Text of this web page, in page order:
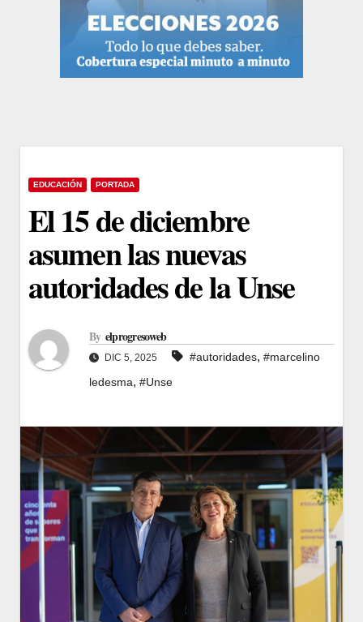
EDUCACIÓN PORTADA
El 15 de diciembre
asumen las nuevas
autoridades de la Unse
By elprogresoweb
DIC 5, 2025 #autoridades, #marcelino
ledesma, #Unse